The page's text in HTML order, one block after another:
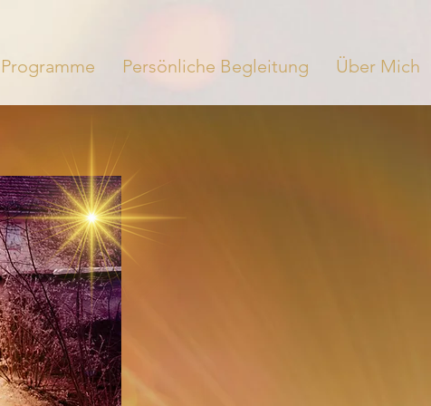
Programme Persönliche Begleitung Über Mich